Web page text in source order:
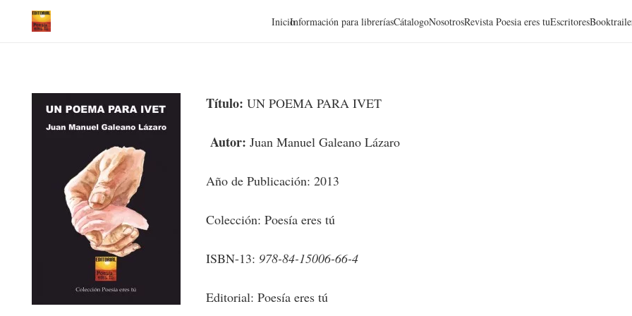
InicioInformación para libreríasCátalogoNosotrosRevista Poesia eres tuEscritores
Título: UN POEMA PARA IVET
Autor: Juan Manuel Galeano Lázaro
Año de Publicación: 2013
Colección: Poesía eres tú
ISBN-13: 978-84-15006-66-4
Editorial: Poesía eres tú